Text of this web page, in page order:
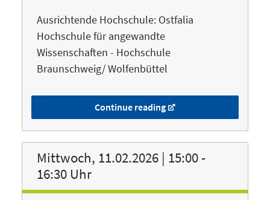
Ausrichtende Hochschule: Ostfalia
Hochschule für angewandte
Wissenschaften - Hochschule
Braunschweig/ Wolfenbüttel
Continue reading
Mittwoch, 11.02.2026 | 15:00 -
16:30 Uhr